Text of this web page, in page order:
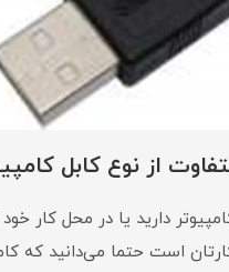
از نوع کابل
دارید یا در محل کار خود
است حتما می‌دانید که